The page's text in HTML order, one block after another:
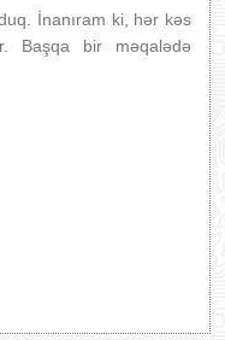
İnanıram ki, hər kəs
Başqa bir məqalədə